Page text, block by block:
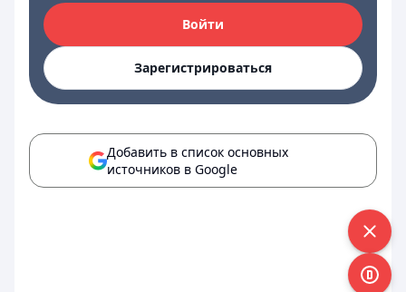
Войти
Зарегистрироваться
Добавить в список основных
источников в Google